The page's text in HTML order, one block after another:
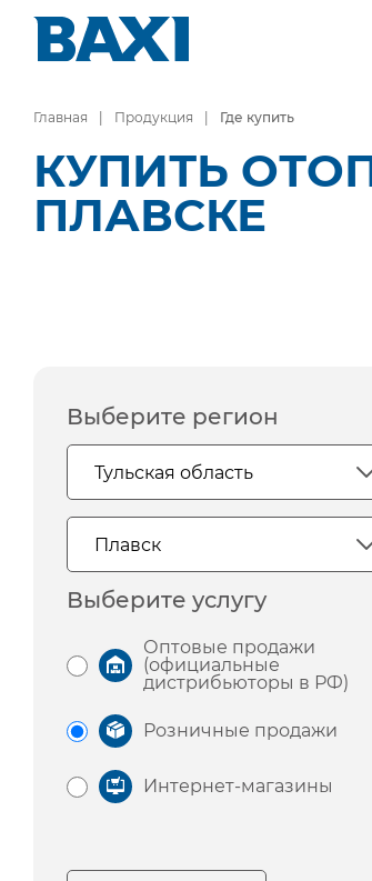
Главная Продукция Где купить
КУПИТЬ
ПЛАВСКЕ
Выберите регион
Выберите услугу
Оптовые продажи
(официальные
дистрибьюторы в РФ)
Розничные продажи
Интернет-магазины